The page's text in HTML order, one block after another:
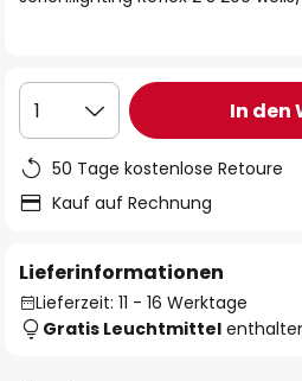
1 In den
50 Tage kostenlose Retoure
Kauf auf Rechnung
Lieferinformationen
Lieferzeit: 11 - 16 Werktage
Gratis Leuchtmittel